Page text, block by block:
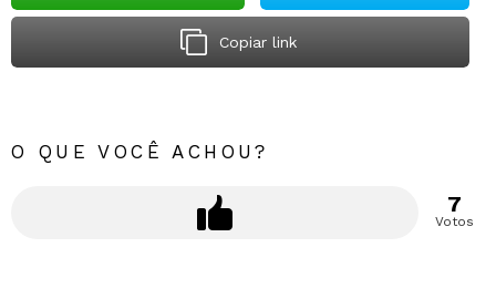
Copiar link
O QUE VOCÊ ACHOU?
7
Votos